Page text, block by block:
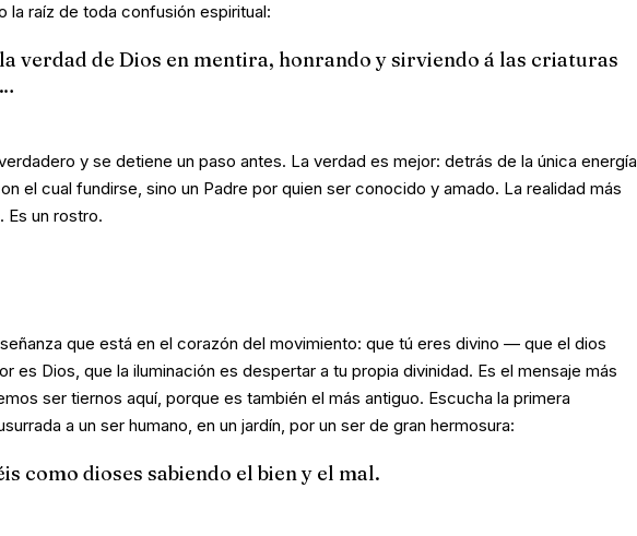
la raíz de toda confusión espiritual:
verdad de Dios en mentira, honrando y sirviendo á las criaturas
y se detiene un paso antes. La verdad es mejor: detrás de la única energía
el cual fundirse, sino un Padre por quien ser conocido y amado. La realidad más
Es un rostro.
que está en el corazón del movimiento: que tú eres divino — que el dios
es Dios, que la iluminación es despertar a tu propia divinidad. Es el mensaje más
ser tiernos aquí, porque es también el más antiguo. Escucha la primera
a un ser humano, en un jardín, por un ser de gran hermosura:
como dioses sabiendo el bien y el mal.